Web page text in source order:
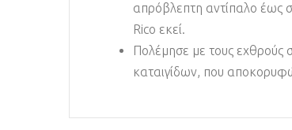
απρόβλεπτη αντίπαλο έως
Rico εκεί.
Πολέμησε με τους
καταιγίδων, που